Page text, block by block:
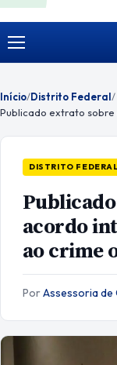
Menu
Início/Distrito Federal/
DISTRITO FEDERAL
acordo
ao crime
PorAssessoria de